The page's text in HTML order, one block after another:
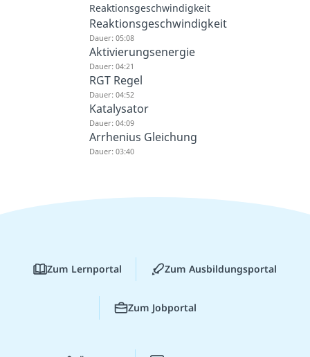
Reaktionsgeschwindigkeit
Reaktionsgeschwindigkeit
Dauer: 05:08
Aktivierungsenergie
Dauer: 04:21
RGT Regel
Dauer: 04:52
Katalysator
Dauer: 04:09
Arrhenius Gleichung
Dauer: 03:40
Zum Lernportal Zum Ausbildungsportal
Zum Jobportal